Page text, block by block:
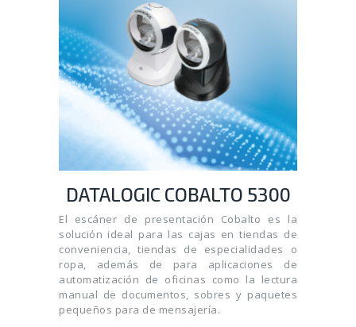
DATALOGIC COBALTO 5300
El escáner de presentación Cobalto es la
solución ideal para las cajas en tiendas de
conveniencia, tiendas de especialidades o
ropa, además de para aplicaciones de
automatización de oficinas como la lectura
manual de documentos, sobres y paquetes
pequeños para de mensajería.